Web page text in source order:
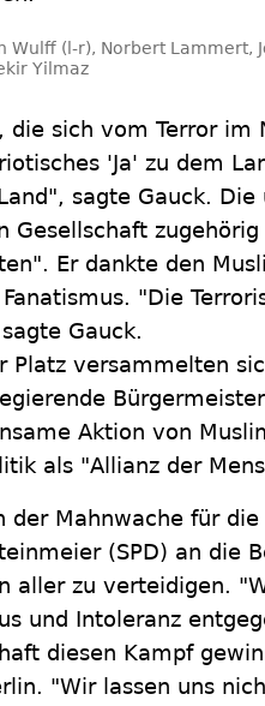
Wulff (l-r), Norbert Lammert,
Yilmaz
sich vom Terror im
'Ja' zu dem
sagte Gauck.
Gesellschaft
Er dankte den
"Die
Gauck.
Platz versammelten
Aktion von
als "Allianz der
Mahnwache für die
(SPD) an die
aller zu verteidigen.
und Intoleranz
diesen Kampf
"Wir lassen uns